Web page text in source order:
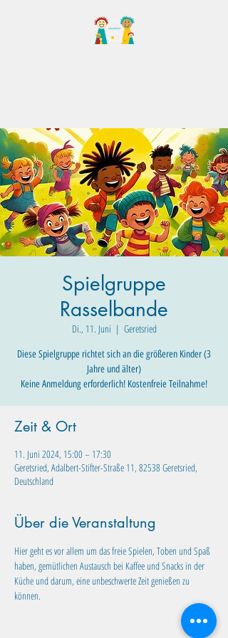
Spielgruppe
Rasselbande
Di., 11. Juni
  |
Geretsried
Diese Spielgruppe richtet sich an die größeren Kinder (3
Jahre und älter)
Keine Anmeldung erforderlich! Kostenfreie Teilnahme!
Zeit & Ort
11. Juni 2024, 15:00 – 17:30
Geretsried, Adalbert-Stifter-Straße 11, 82538 Geretsried,
Deutschland
Über die Veranstaltung
Hier geht es vor allem um das freie Spielen, Toben und Spaß
haben, gemütlichen Austausch bei Kaffee und Snacks in der
Küche und darum, eine unbeschwerte Zeit genießen zu
können.